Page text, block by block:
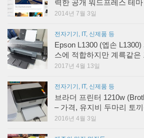
2014년 7월 3일
Epson L1300 (엡손 L1300)
스에 적합하지만 계륵같은
2017년 4월 13일
브라더 프린터 1210w
– 가격, 유지비 두마리 토
2016년 4월 3일